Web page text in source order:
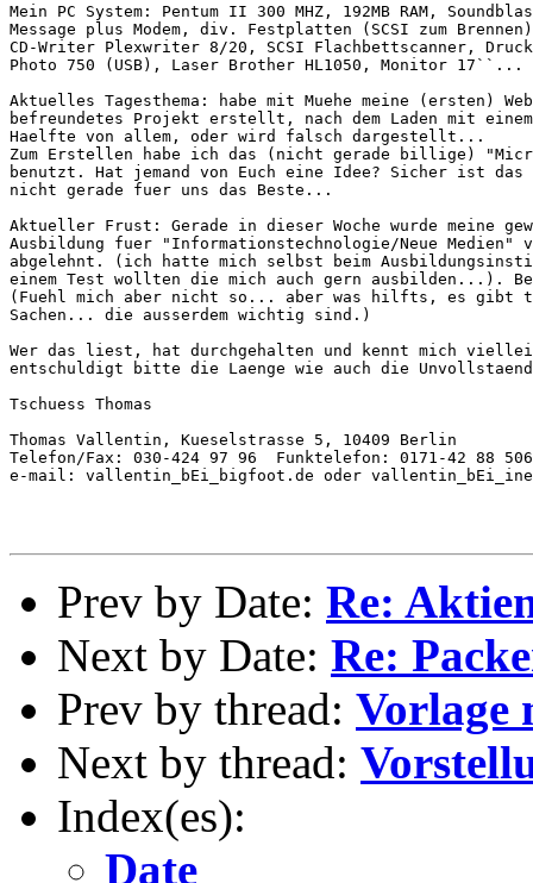
Mein PC System: Pentum II 300 MHZ, 192MB RAM,
Message plus Modem, div. Festplatten (SCSI zum
CD-Writer Plexwriter 8/20, SCSI Flachbettscanner,
Photo 750 (USB), Laser Brother HL1050, Monitor 17``...
Aktuelles Tagesthema: habe mit Muehe meine (ersten)
befreundetes Projekt erstellt, nach dem Laden mit
Haelfte von allem, oder wird falsch dargestellt...
Zum Erstellen habe ich das (nicht gerade billige)
benutzt. Hat jemand von Euch eine Idee? Sicher ist das
nicht gerade fuer uns das Beste...
Aktueller Frust: Gerade in dieser Woche wurde meine
Ausbildung fuer "Informationstechnologie/Neue Medien"
abgelehnt. (ich hatte mich selbst beim
einem Test wollten die mich auch gern ausbilden...).
(Fuehl mich aber nicht so... aber was hilfts, es gibt
Sachen... die ausserdem wichtig sind.)
Wer das liest, hat durchgehalten und kennt mich
entschuldigt bitte die Laenge wie auch die
Tschuess Thomas
Thomas Vallentin, Kueselstrasse 5, 10409 Berlin
Telefon/Fax: 030-424 97 96  Funktelefon: 0171-42 88 506
e-mail: vallentin_bEi_bigfoot.de oder
Prev by Date: Re:
Next by Date: Re:
Prev by thread: Vorlage
Next by thread:
Index(es):
Date